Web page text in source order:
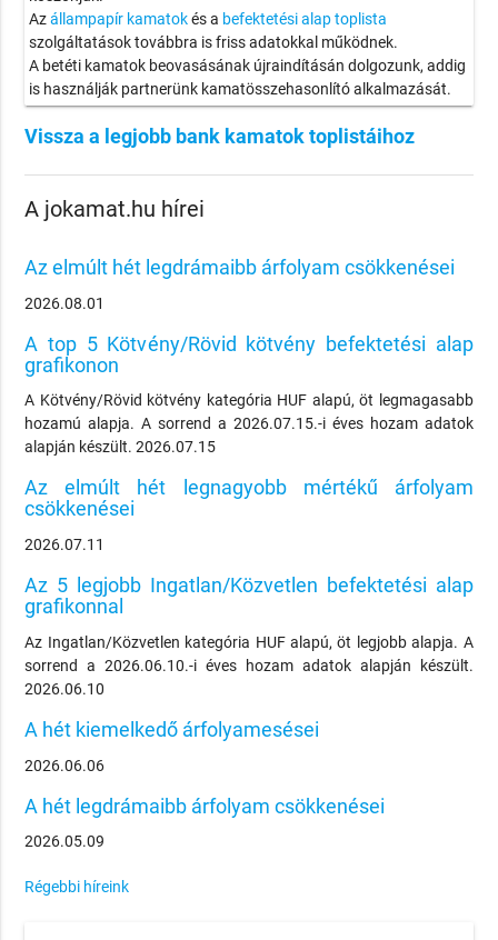
Azállampapír kamatokés a befektetési alap toplista
szolgáltatások továbbra is friss adatokkal működnek.
A betéti kamatok beovasásának újraindításán dolgozunk, addig
is használják partnerünk kamatösszehasonlító alkalmazását.
Vissza a legjobb bank kamatok toplistáihoz
A jokamat.hu hírei
Az elmúlt hét legdrámaibb árfolyam csökkenései
2026.08.01
A top 5 Kötvény/Rövid kötvény befektetési alap
grafikonon
A Kötvény/Rövid kötvény kategória HUF alapú, öt legmagasabb
hozamú alapja. A sorrend a 2026.07.15.-i éves hozam adatok
alapján készült. 2026.07.15
Az elmúlt hét legnagyobb mértékű árfolyam
csökkenései
2026.07.11
Az 5 legjobb Ingatlan/Közvetlen befektetési alap
grafikonnal
Az Ingatlan/Közvetlen kategória HUF alapú, öt legjobb alapja. A
sorrend a 2026.06.10.-i éves hozam adatok alapján készült.
2026.06.10
A hét kiemelkedő árfolyamesései
2026.06.06
A hét legdrámaibb árfolyam csökkenései
2026.05.09
Régebbi híreink